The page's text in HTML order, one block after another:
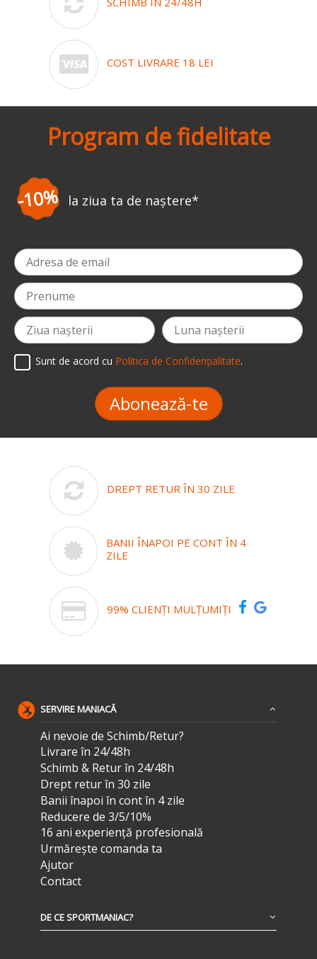
COST LIVRARE 18 LEI
Program de fidelitate
-3% la prima comandă
Sunt de acord cu Politica de Confidențialitate.
Abonează-te
DREPT RETUR ÎN 30 ZILE
BANII ÎNAPOI PE CONT ÎN 4
ZILE
99% CLIENȚI MULȚUMIȚI
SERVIRE MANIACĂ
Ai nevoie de Schimb/Retur?
Livrare în 24/48h
Schimb & Retur în 24/48h
Drept retur în 30 zile
Banii înapoi în cont în 4 zile
Reducere de 3/5/10%
16 ani experiență profesională
Urmărește comanda ta
Ajutor
Contact
DE CE SPORTMANIAC?